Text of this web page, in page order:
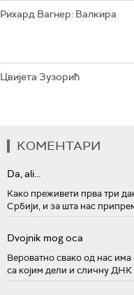
Рихард Вагнер: Валкира
Цвијета Зузорић
КОМЕНТАРИ
Da, ali...
Како преживети прва три
Србији, и за шта нас
Dvojnik mog oca
Вероватно свако од нас има
са којим дели и сличну ДНК